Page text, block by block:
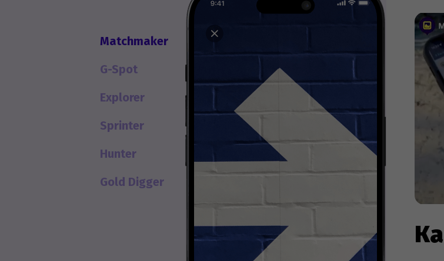
Matchmaker
G-Spot
Explorer
Sprinter
Hunter
Gold Digger